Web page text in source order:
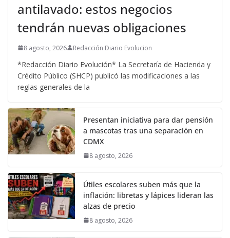
antilavado: estos negocios
tendrán nuevas obligaciones
8 agosto, 2026 Redacción Diario Evolucion
*Redacción Diario Evolución* La Secretaría de Hacienda y
Crédito Público (SHCP) publicó las modificaciones a las
reglas generales de la
Presentan iniciativa para dar pensión
a mascotas tras una separación en
CDMX
8 agosto, 2026
Útiles escolares suben más que la
inflación: libretas y lápices lideran las
alzas de precio
8 agosto, 2026